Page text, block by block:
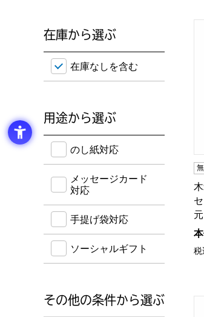
税
在庫から選ぶ
在庫のない商品を含めて検索するこ
在庫なしを含む
用途から選ぶ
のし紙・メッセージカード・手提
のし紙対応
メッセージカード
対応
手提げ袋対応
ソーシャルギフト
その他の条件から選ぶ